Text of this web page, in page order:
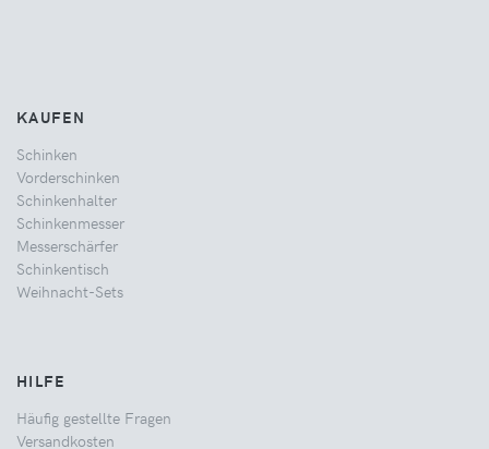
KAUFEN
Schinken
Vorderschinken
Schinkenhalter
Schinkenmesser
Messerschärfer
Schinkentisch
Weihnacht-Sets
HILFE
Häufig gestellte Fragen
Versandkosten